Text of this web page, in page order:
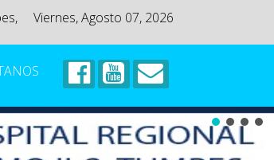
Viernes, Agosto 07, 2026